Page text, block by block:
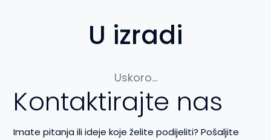
U izradi
Uskoro…
Kontaktirajte nas
Imate pitanja ili ideje koje želite podijeliti? Pošaljite